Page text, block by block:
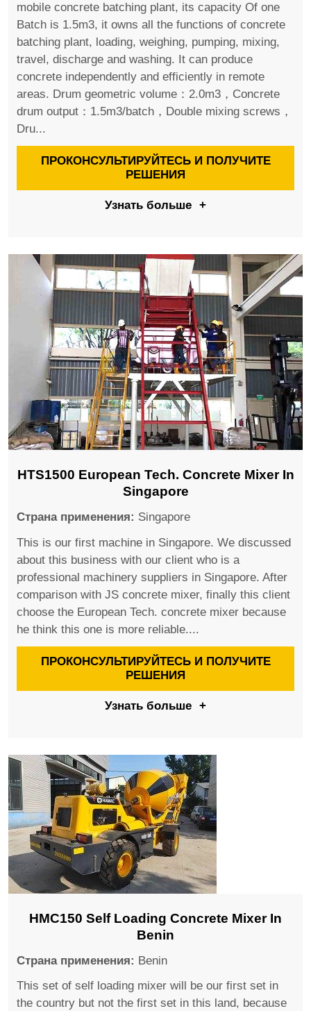
mobile concrete batching plant, its capacity Of one
Batch is 1.5m3, it owns all the functions of concrete
batching plant, loading, weighing, pumping, mixing,
travel, discharge and washing. It can produce
concrete independently and efficiently in remote
areas. Drum geometric volume：2.0m3，Concrete
drum output：1.5m3/batch，Double mixing screws，
Dru...
ПРОКОНСУЛЬТИРУЙТЕСЬ И ПОЛУЧИТЕ
РЕШЕНИЯ
Узнать больше +
HTS1500 European Tech. Concrete Mixer In
Singapore
Страна применения: Singapore
This is our first machine in Singapore. We discussed
about this business with our client who is a
professional machinery suppliers in Singapore. After
comparison with JS concrete mixer, finally this client
choose the European Tech. concrete mixer because
he think this one is more reliable....
ПРОКОНСУЛЬТИРУЙТЕСЬ И ПОЛУЧИТЕ
РЕШЕНИЯ
Узнать больше +
HMC150 Self Loading Concrete Mixer In
Benin
Страна применения: Benin
This set of self loading mixer will be our first set in
the country but not the first set in this land, because